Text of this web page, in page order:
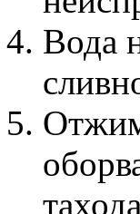
Вода